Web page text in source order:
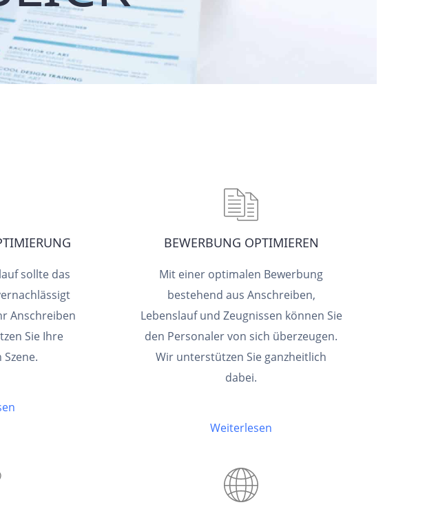
sollte das
Anschreiben
Sie Ihre
BEWERBUNG OPTIMIEREN
Mit einer optimalen Bewerbung
bestehend aus Anschreiben,
Lebenslauf und Zeugnissen können Sie
den Personaler von sich überzeugen.
Wir unterstützen Sie ganzheitlich
dabei.
Weiterlesen